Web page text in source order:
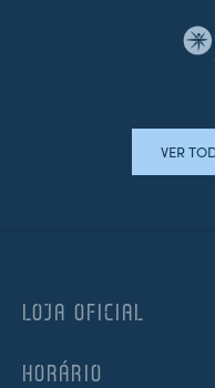
VER
LOJA OFICIAL
HORÁRIO